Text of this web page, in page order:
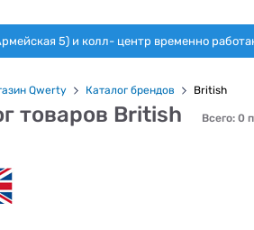
5) и колл- центр временно
Qwerty Каталог брендов British
товаров British Всего: 0